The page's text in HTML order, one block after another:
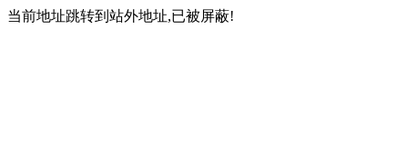
当前地址跳转到站外地址,已被屏蔽!